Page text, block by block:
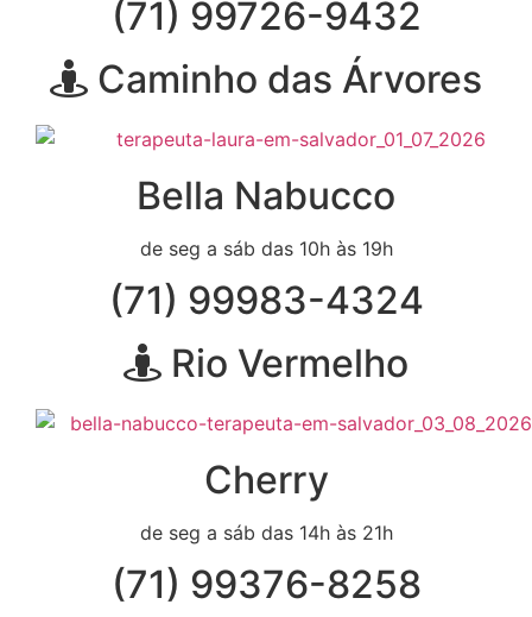
(71) 99726-9432
Caminho das Árvores
Bella Nabucco
de seg a sáb das 10h às 19h
(71) 99983-4324
Rio Vermelho
Cherry
de seg a sáb das 14h às 21h
(71) 99376-8258